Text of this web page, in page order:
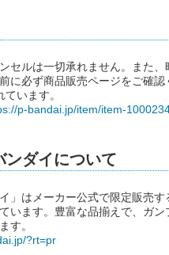
セルは一切承れません。また
に必ず商品販売ページをご確
います。
p-bandai.jp/item/item-
ンダイについて
」はメーカー公式で限定販売
います。豊富な品揃えで、ガ
す。
?rt=pr